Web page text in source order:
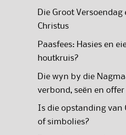
Die Groot
Christus
Paasfees: Hasies en
houtkruis?
Die wyn by die
verbond, seën en offer
Is die opstanding van
of simbolies?